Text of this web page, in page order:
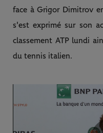
face à Grigor Dimitrov
s'est exprimé sur son
classement ATP lundi
du tennis italien.